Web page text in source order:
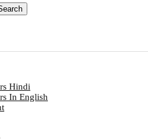
Hindi
In English